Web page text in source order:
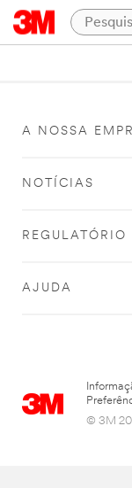
A NOSSA
NOTÍCIAS
REGULATÓRIO
AJUDA
© 3M